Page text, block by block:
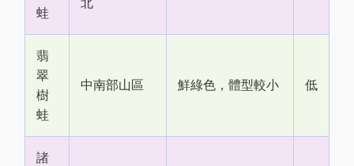
蛙
翡
翠
樹
蛙
中南部山區 鮮綠色，體型較小 低
諸